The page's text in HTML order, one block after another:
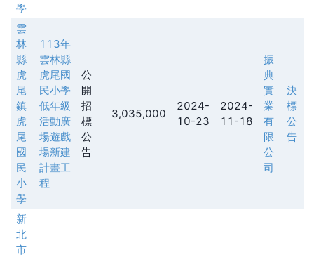
學
雲
林
縣
虎
尾
鎮
虎
尾
國
民
小
學
113年
雲林縣
虎尾國
民小學
低年級
活動廣
場遊戲
場新建
計畫工
程
公
開
招
標
公
告
3,035,000
2024-
10-23
2024-
11-18
振
典
實
業
有
限
公
司
決
標
公
告
新
北
市